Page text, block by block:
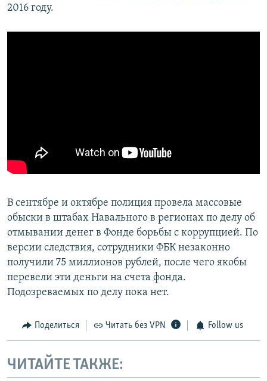
2016 году.
В сентябре и октябре полиция провела массовые
обыски в штабах Навального в регионах по делу об
отмывании денег в Фонде борьбы с коррупцией. По
версии следствия, сотрудники ФБК незаконно
получили 75 миллионов рублей, после чего якобы
перевели эти деньги на счета фонда.
Подозреваемых по делу пока нет.
Поделиться Читать без VPN Follow us
ЧИТАЙТЕ ТАКЖЕ: